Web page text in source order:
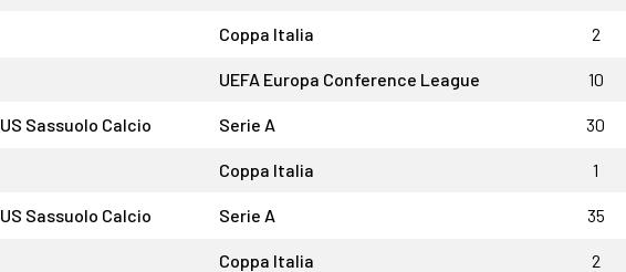
Coppa Italia 2
UEFA Europa Conference League 10
US Sassuolo Calcio Serie A 30
Coppa Italia 1
US Sassuolo Calcio Serie A 35
Coppa Italia 2